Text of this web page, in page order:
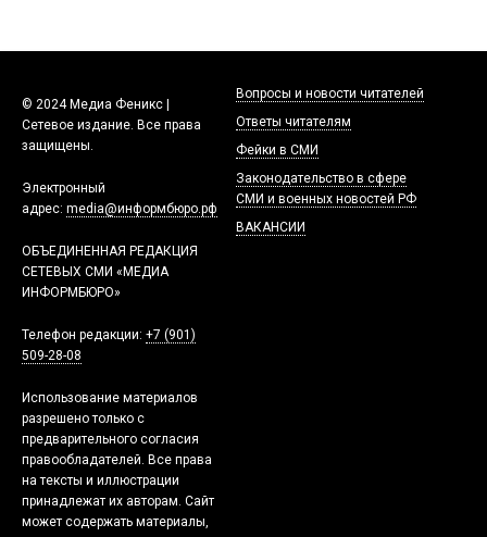
© 2024 Медиа Феникс |
Сетевое издание. Все права
защищены.
Электронный
адрес: media@информбюро.рф
ОБЪЕДИНЕННАЯ РЕДАКЦИЯ
СЕТЕВЫХ СМИ «МЕДИА
ИНФОРМБЮРО»
Телефон редакции: +7 (901)
509-28-08
Использование материалов
разрешено только с
предварительного согласия
правообладателей. Все права
на тексты и иллюстрации
принадлежат их авторам. Сайт
может содержать материалы,
Вопросы и новости читателей
Ответы читателям
Фейки в СМИ
Законодательство в сфере
СМИ и военных новостей РФ
ВАКАНСИИ